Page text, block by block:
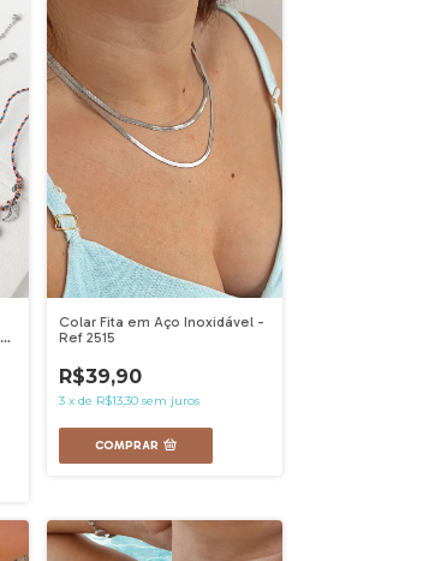
Colar Fita em Aço Inoxidável -
Ref 2515
R$39,90
3 x de R$13,30 sem juros
COMPRAR